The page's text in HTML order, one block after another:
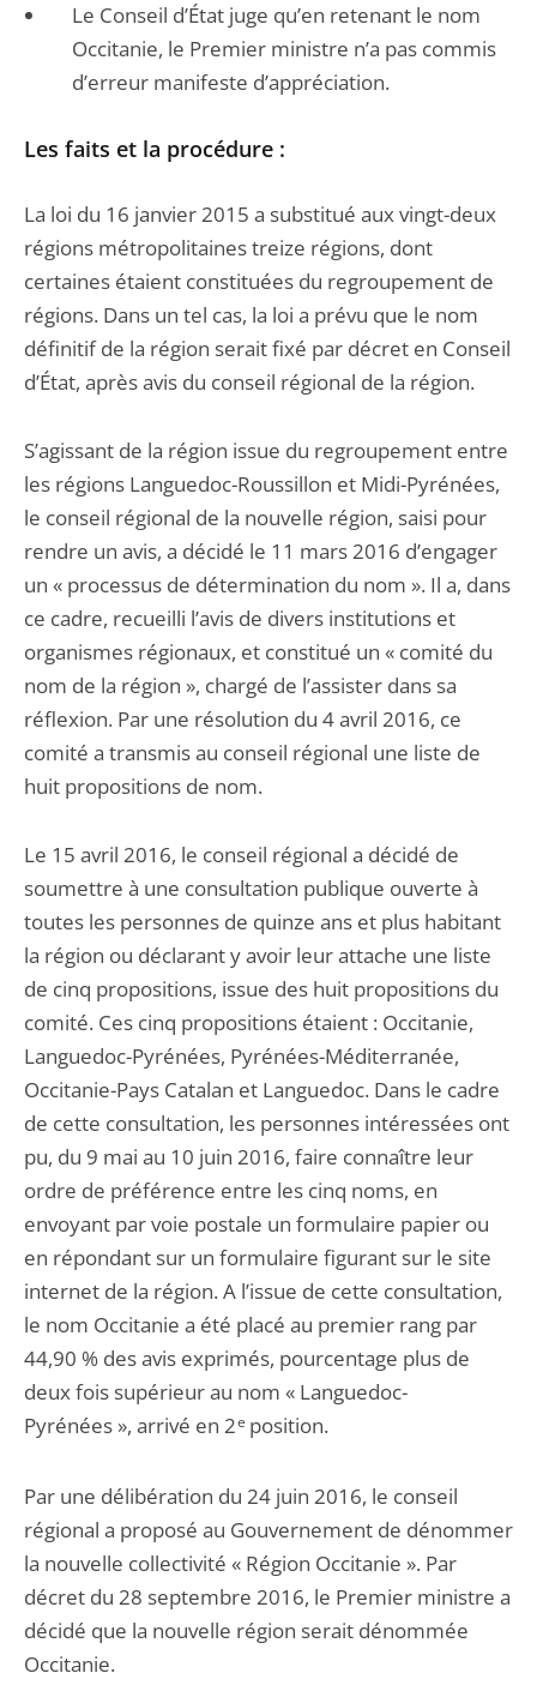
Le Conseil d’État juge qu’en retenant le nom
Occitanie, le Premier ministre n’a pas commis
d’erreur manifeste d’appréciation.
Les faits et la procédure :
La loi du 16 janvier 2015 a substitué aux vingt-deux
régions métropolitaines treize régions, dont
certaines étaient constituées du regroupement de
régions. Dans un tel cas, la loi a prévu que le nom
définitif de la région serait fixé par décret en Conseil
d’État, après avis du conseil régional de la région.
S’agissant de la région issue du regroupement entre
les régions Languedoc-Roussillon et Midi-Pyrénées,
le conseil régional de la nouvelle région, saisi pour
rendre un avis, a décidé le 11 mars 2016 d’engager
un « processus de détermination du nom ». Il a, dans
ce cadre, recueilli l’avis de divers institutions et
organismes régionaux, et constitué un « comité du
nom de la région », chargé de l’assister dans sa
réflexion. Par une résolution du 4 avril 2016, ce
comité a transmis au conseil régional une liste de
huit propositions de nom.
Le 15 avril 2016, le conseil régional a décidé de
soumettre à une consultation publique ouverte à
toutes les personnes de quinze ans et plus habitant
la région ou déclarant y avoir leur attache une liste
de cinq propositions, issue des huit propositions du
comité. Ces cinq propositions étaient : Occitanie,
Languedoc-Pyrénées, Pyrénées-Méditerranée,
Occitanie-Pays Catalan et Languedoc. Dans le cadre
de cette consultation, les personnes intéressées ont
pu, du 9 mai au 10 juin 2016, faire connaître leur
ordre de préférence entre les cinq noms, en
envoyant par voie postale un formulaire papier ou
en répondant sur un formulaire figurant sur le site
internet de la région. A l’issue de cette consultation,
le nom Occitanie a été placé au premier rang par
44,90 % des avis exprimés, pourcentage plus de
deux fois supérieur au nom « Languedoc-
Pyrénées », arrivé en 2e position.
Par une délibération du 24 juin 2016, le conseil
régional a proposé au Gouvernement de dénommer
la nouvelle collectivité « Région Occitanie ». Par
décret du 28 septembre 2016, le Premier ministre a
décidé que la nouvelle région serait dénommée
Occitanie.